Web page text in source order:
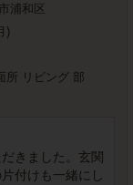
浦和区
)
所 リビング 部
きました。玄関
付けも一緒にし